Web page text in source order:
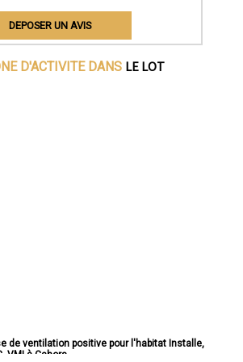
DEPOSER UN AVIS
D'ACTIVITE DANS LE LOT
de ventilation positive pour l'habitat Installe,
VMI à Cahors